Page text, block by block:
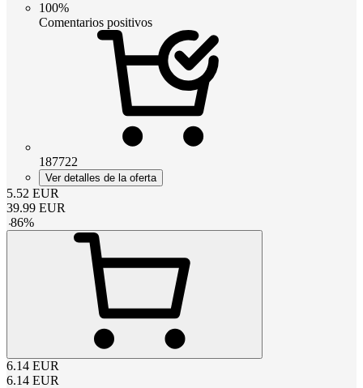
100%
Comentarios positivos
187722
Ver detalles de la oferta
5.52 EUR
39.99 EUR
-86%
6.14 EUR
6.14 EUR